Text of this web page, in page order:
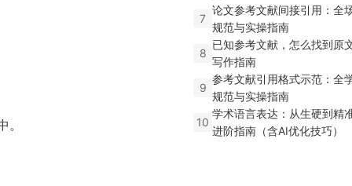
。
7
论文参考文献间接引用：全
规范与实操指南
8
已知参考文献，怎么找到原
写作指南
9
参考文献引用格式示范：全
规范与实操指南
10
学术语言表达：从生硬到精
进阶指南（含AI优化技巧）